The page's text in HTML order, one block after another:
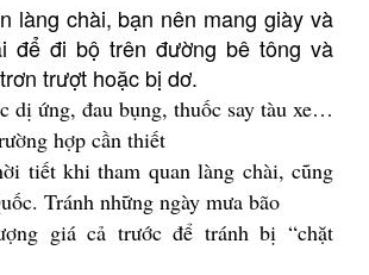
làng chài, bạn nên mang giày và
để đi bộ trên đường bê tông và
trượt hoặc bị dơ.
dị ứng, đau bụng, thuốc say tàu xe…
hợp cần thiết
tiết khi tham quan làng chài, cũng
Tránh những ngày mưa bão
giá cả trước để tránh bị “chặt